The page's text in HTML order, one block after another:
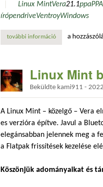
Linux MintVera21.1ppa
írópendriveVentroyWindows
további információlegyen a neve
a
Linux Mint
Beküldte kami911 -
A Linux Mint – közelgő – Vera
es verzióra építve. Javul a
elegánsabban jelennek meg a
a Flatpak frissítések kezelése
Köszönjük adományaikat és